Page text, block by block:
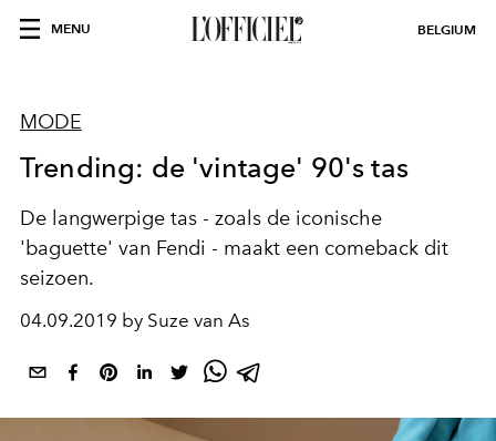
MENU BELGIUM
MODE
Trending: de 'vintage' 90's tas
De langwerpige tas - zoals de iconische
'baguette' van Fendi - maakt een comeback dit
seizoen.
04.09.2019 by Suze van As